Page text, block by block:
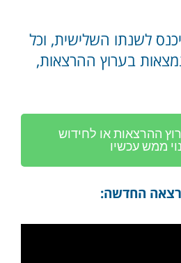
לשנתו השלישית, וכל
בערוץ ההרצאות,
ההרצאות או לחידוש
ממש עכשיו
החדשה: